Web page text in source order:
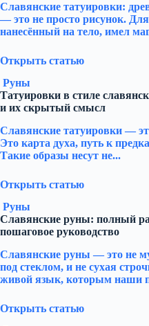
Славянские татуировки:
— это не просто рисунок.
нанесённый на тело, имел
Открыть статью
Руны
Татуировки в стиле
и их скрытый смысл
Славянские татуировки —
Это карта духа, путь к
Такие образы несут не...
Открыть статью
Руны
Славянские руны: полный
пошаговое руководство
Славянские руны — это не
под стеклом, и не сухая
живой язык, которым наши
Открыть статью